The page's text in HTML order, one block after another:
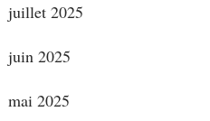
juillet 2025
juin 2025
mai 2025